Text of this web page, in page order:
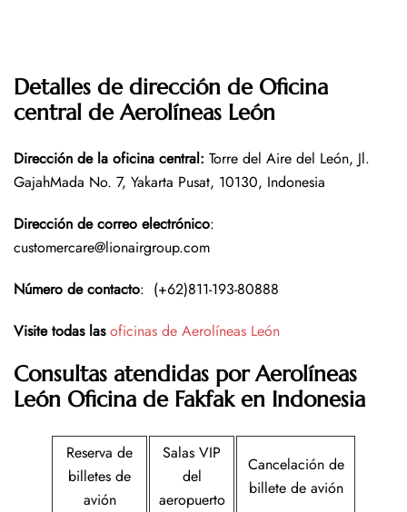
Detalles de dirección de Oficina
central de Aerolíneas León
Dirección de la oficina central: Torre del Aire del León, Jl.
GajahMada No. 7, Yakarta Pusat, 10130, Indonesia
Dirección de correo electrónico:
customercare@lionairgroup.com
Número de contacto: (+62)811-193-80888
Visite todas las oficinas de Aerolíneas León
Consultas atendidas por Aerolíneas
León Oficina de Fakfak en Indonesia
Reserva de
billetes de
avión
Salas VIP
del
aeropuerto
Cancelación de
billete de avión